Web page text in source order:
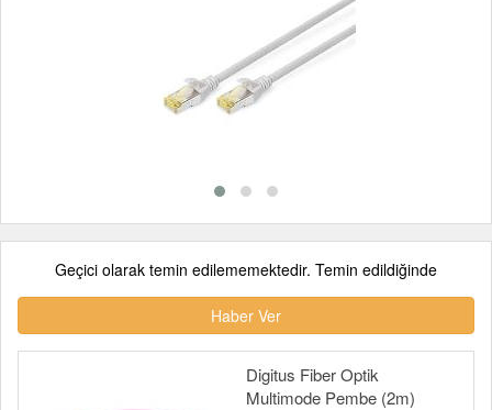
Geçici olarak temin edilememektedir. Temin edildiğinde
Haber Ver
Digitus Fiber Optik
Multimode Pembe (2m)